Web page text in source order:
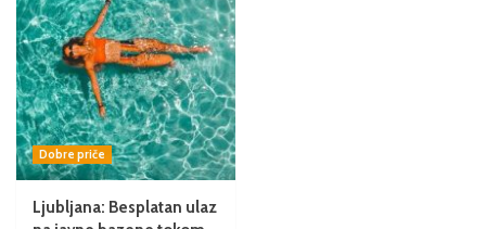
Dobre priče
Ljubljana: Besplatan ulaz